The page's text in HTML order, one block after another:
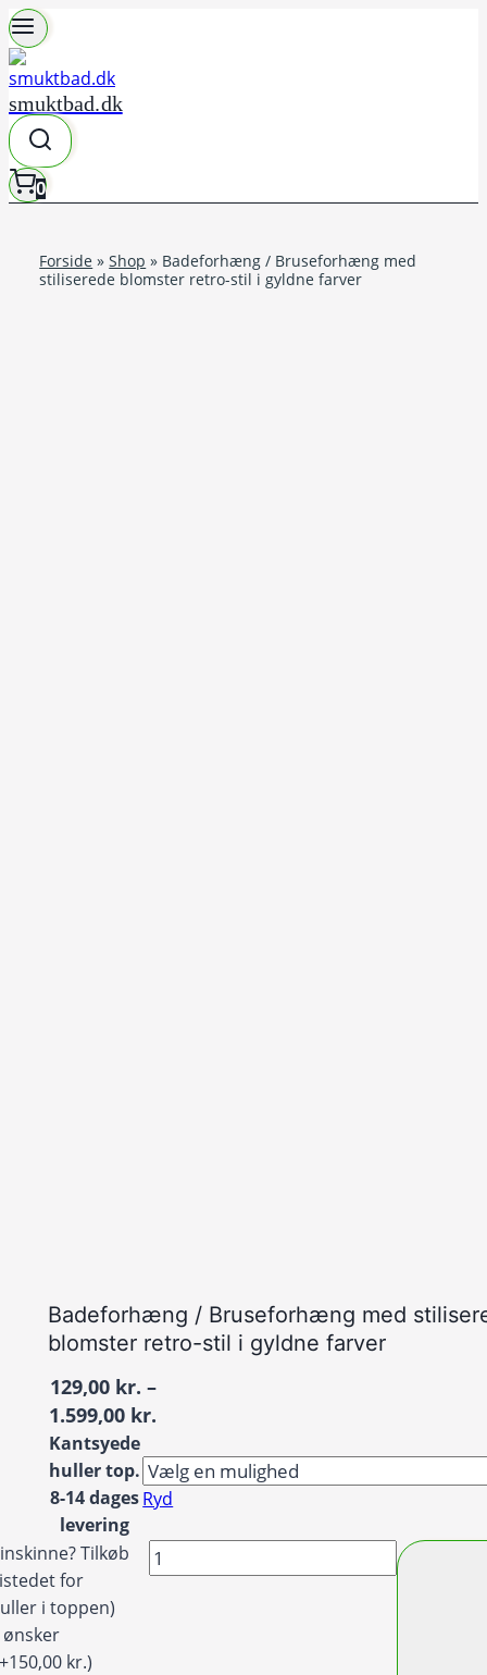
Fortsæt
til
indhold
smuktbad.dk
0
Forside »Shop » Badeforhæng / Bruseforhæng med
stiliserede blomster retro-stil i gyldne farver
Badeforhæng / Bruseforhæng med
blomster retro-stil i gyldne farver
129,00 kr. –
1.599,00 kr.
til
1.599,00 kr.
Kantsyede
huller top.
8-14 dages
levering
Ryd
Tilkøb
for
i toppen)
ønsker
kr.)
Badeforhæng
/